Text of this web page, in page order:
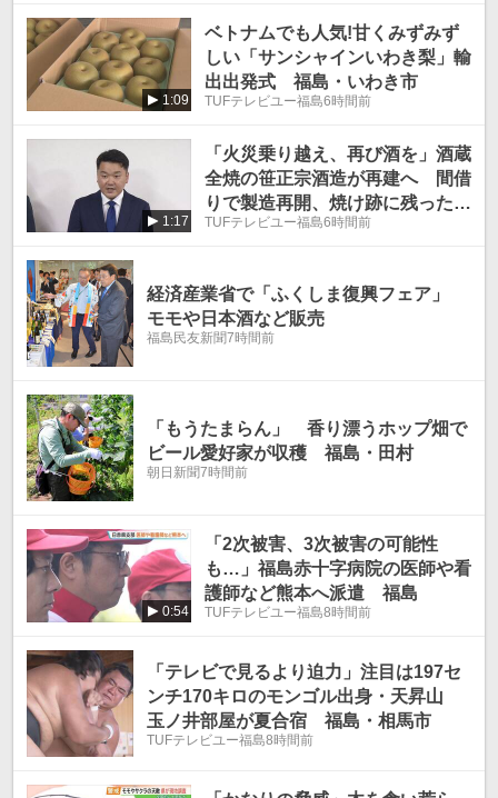
1:09
ベトナムでも人気!甘くみずみず
しい「サンシャインいわき梨」輸
出出発式 福島・いわき市
TUFテレビユー福島6時間前
1:17
「火災乗り越え、再び酒を」酒蔵
全焼の笹正宗酒造が再建へ 間借
りで製造再開、焼け跡に残った3
500リットル出荷 福島・喜多方
TUFテレビユー福島6時間前
経済産業省で「ふくしま復興フェア」
モモや日本酒など販売
福島民友新聞7時間前
「もうたまらん」 香り漂うホップ畑で
ビール愛好家が収穫 福島・田村
朝日新聞7時間前
0:54
「2次被害、3次被害の可能性
も…」福島赤十字病院の医師や看
護師など熊本へ派遣 福島
TUFテレビユー福島8時間前
「テレビで見るより迫力」注目は197セ
ンチ170キロのモンゴル出身・天昇山
玉ノ井部屋が夏合宿 福島・相馬市
TUFテレビユー福島8時間前